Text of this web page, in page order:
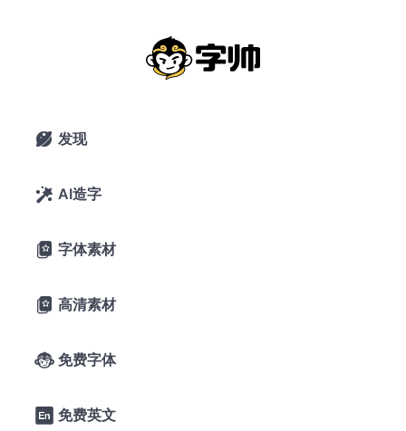
 发现
 AI造字
 字体素材
 高清素材
 免费字体
 免费英文
851斜书体：一款日式手写意大利斜体
免费商用日文字体
0 下载
暂无评论
字帅千锤岁月
长，观文万遍